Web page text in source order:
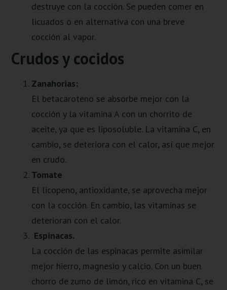
destruye con la cocción. Se pueden comer en
licuados o en alternativa con una breve
cocción al vapor.
Crudos y cocidos
Zanahorias:
El betacaroteno se absorbe mejor con la
cocción y la vitamina A con un chorrito de
aceite, ya que es liposoluble. La vitamina C, en
cambio, se deteriora con el calor, así que mejor
en crudo.
Tomate
El licopeno, antioxidante, se aprovecha mejor
con la cocción. En cambio, las vitaminas se
deterioran con el calor.
Espinacas.
La cocción de las espinacas permite asimilar
mejor hierro, magnesio y calcio. Con un buen
chorro de zumo de limón, rico en vitamina C, se